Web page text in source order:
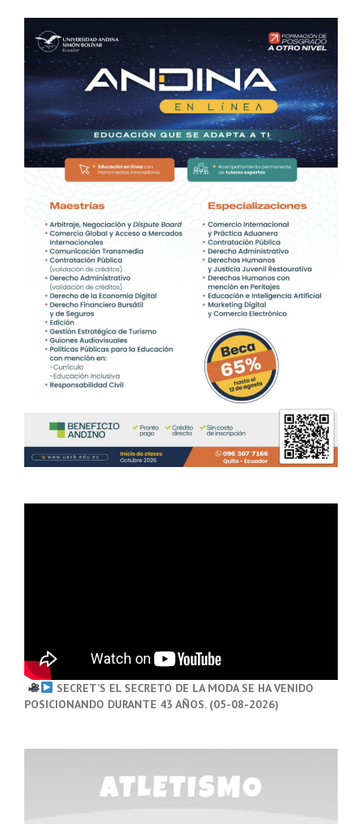
SECRET’S EL SECRETO DE LA MODA SE HA VENIDO
POSICIONANDO DURANTE 43 AÑOS. (05-08-2026)